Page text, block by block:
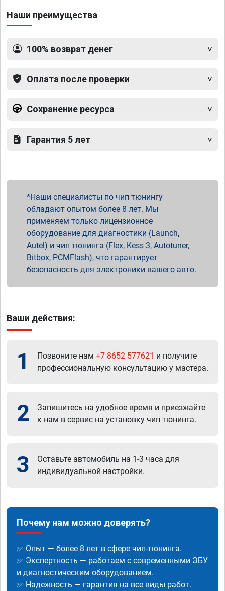
Наши преимущества
100% возврат денег
Оплата после проверки
Сохранение ресурса
Гарантия 5 лет
Наши специалисты по чип тюнингу
обладают опытом более 8 лет. Мы
применяем только лицензионное
оборудование для диагностики (Launch,
Autel) и чип тюнинга (Flex, Kess 3, Autotuner,
Bitbox, PCMFlash), что гарантирует
безопасность для электроники вашего авто.
Ваши действия:
1 Позвоните нам +7 8652 577621 и получите
профессиональную консультацию у мастера.
2
Запишитесь на удобное время и приезжайте
к нам в сервис на установку чип тюнинга.
3
Оставьте автомобиль на 1-3 часа для
индивидуальной настройки.
Почему нам можно доверять?
✅ Опыт — более 8 лет в сфере чип-тюнинга.
✅ Экспертность — работаем с современными ЭБУ
и диагностическим оборудованием.
✅ Надежность — гарантия на все виды работ.